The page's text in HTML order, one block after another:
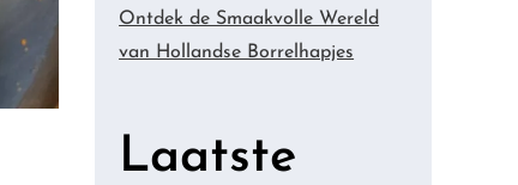
Ontdek de Smaakvolle Wereld
van Hollandse Borrelhapjes
Laatste